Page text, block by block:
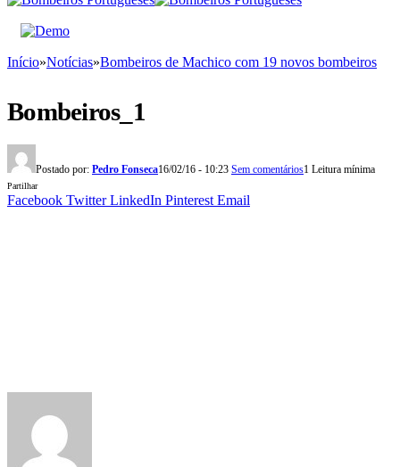
Início»Notícias»Bombeiros de Machico com 19 novos bombeiros
Bombeiros_1
Postado por: Pedro Fonseca16/02/16 - 10:23 Sem comentários1 Leitura mínima
Partilhar
Facebook Twitter LinkedIn Pinterest Email